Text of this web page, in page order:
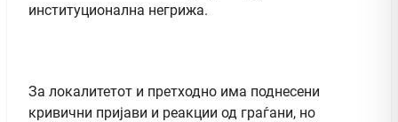
институционална негрижа.
За локалитетот и претходно има поднесени
кривични пријави и реакции од граѓани, но